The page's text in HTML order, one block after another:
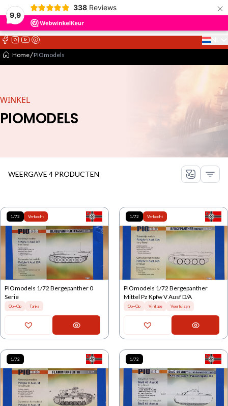
9,9
338 Reviews ×
Select
Home PIOmodels
WINKEL
PIOMODELS
WEERGAVE 4 PRODUCTEN
1/72 Verkocht
PIOmodels 1/72 Bergepanther 0
Serie
Op=Op Tanks
1/72 Verkocht
PIOmodels 1/72 Bergepanther
Mittel Pz Kpfw V Ausf D/A
Op=Op Vintage Voertuigen
1/72 1/72